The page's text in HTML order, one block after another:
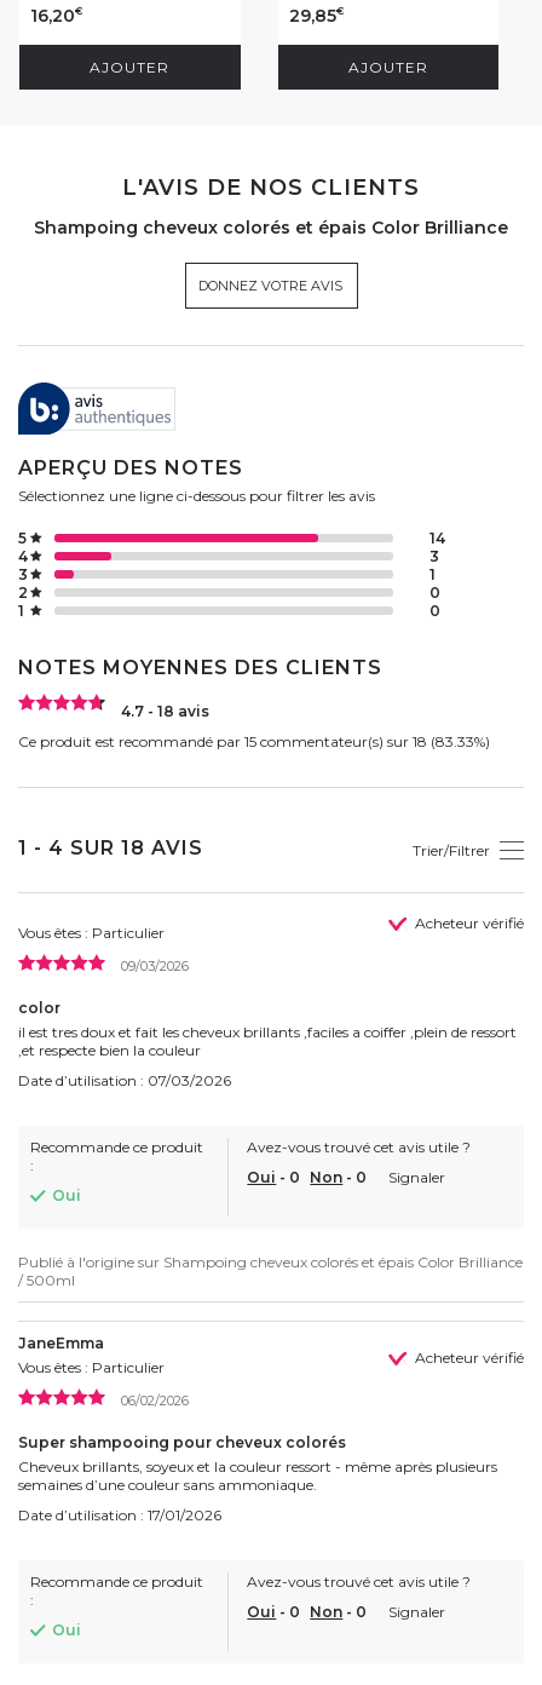
16,20€
AJOUTER
29,85€
AJOUTER
L'AVIS DE NOS CLIENTS
Shampoing cheveux colorés et épais Color Brilliance
DONNEZ VOTRE AVIS
APERÇU DES NOTES
Sélectionnez une ligne ci-dessous pour filtrer les avis
1 0
2 0
3 1
4 3
5 14
NOTES MOYENNES DES CLIENTS
4.7 - 18 avis
Ce produit est recommandé par 15 commentateur(s) sur 18 (83.33%)
1 - 4 SUR 18 AVIS Trier/Filtrer
Vous êtes : Particulier Acheteur vérifié
09/03/2026
color
il est tres doux et fait les cheveux brillants ,faciles a coiffer ,plein de ressort
,et respecte bien la couleur
Date d’utilisation : 07/03/2026
Recommande ce produit
:
Oui
Avez-vous trouvé cet avis utile ?
Oui - 0 Non - 0 Signaler
Publié à l'origine sur Shampoing cheveux colorés et épais Color Brilliance
/ 500ml
JaneEmma
Vous êtes : Particulier
Acheteur vérifié
06/02/2026
Super shampooing pour cheveux colorés
Cheveux brillants, soyeux et la couleur ressort - même après plusieurs
semaines d’une couleur sans ammoniaque.
Date d’utilisation : 17/01/2026
Recommande ce produit
:
Oui
Avez-vous trouvé cet avis utile ?
Oui - 0 Non - 0 Signaler